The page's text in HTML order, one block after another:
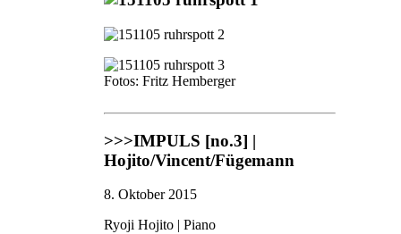
Fotos: Fritz Hemberger
>>>IMPULS [no.3] |
Hojito/Vincent/Fügemann
8. Oktober 2015
Ryoji Hojito | Piano